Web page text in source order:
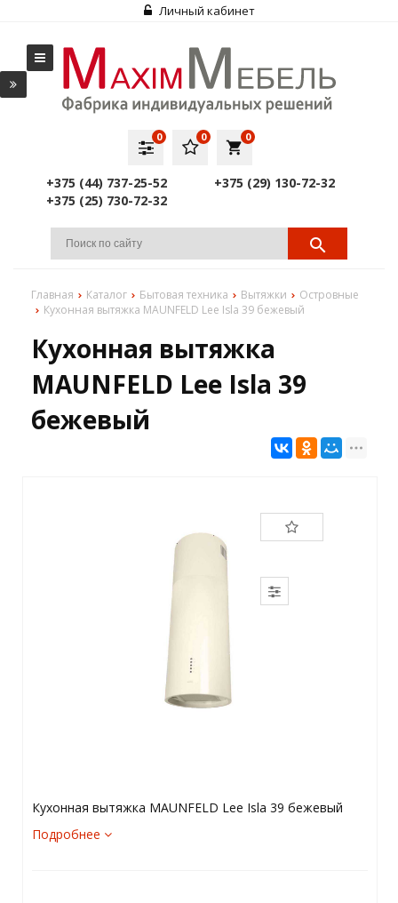
Личный кабинет
local_grocery_store
0
0
0
+375 (44) 737-25-52
+375 (29) 130-72-32
+375 (25) 730-72-32
Главная Каталог Бытовая техника Вытяжки
Островные
Кухонная вытяжка MAUNFELD Lee Isla 39 бежевый
Кухонная вытяжка
MAUNFELD Lee Isla 39
бежевый
Кухонная вытяжка MAUNFELD Lee Isla 39 бежевый
Подробнее